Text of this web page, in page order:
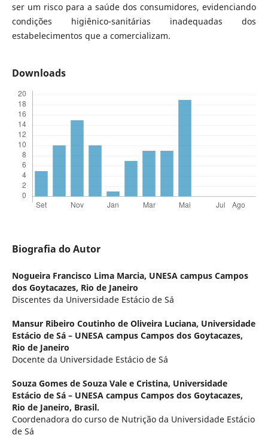
ser um risco para a saúde dos consumidores, evidenciando
condições higiênico-sanitárias inadequadas dos
estabelecimentos que a comercializam.
Downloads
Biografia do Autor
Nogueira Francisco Lima Marcia, UNESA campus Campos
dos Goytacazes, Rio de Janeiro
Discentes da Universidade Estácio de Sá
Mansur Ribeiro Coutinho de Oliveira Luciana, Universidade
Estácio de Sá – UNESA campus Campos dos Goytacazes,
Rio de Janeiro
Docente da Universidade Estácio de Sá
Souza Gomes de Souza Vale e Cristina, Universidade
Estácio de Sá – UNESA campus Campos dos Goytacazes,
Rio de Janeiro, Brasil.
Coordenadora do curso de Nutrição da Universidade Estácio
de Sá